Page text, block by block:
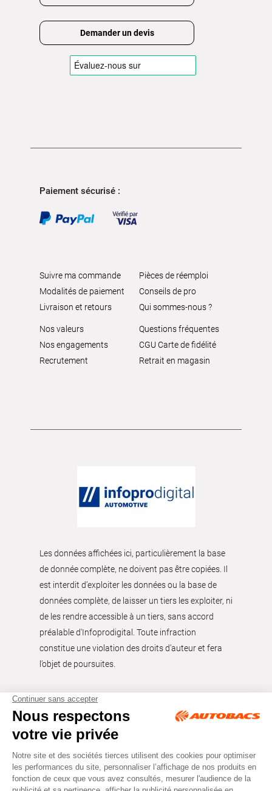
Demander un devis
Paiement sécurisé :
Suivre ma commande
Modalités de paiement
Livraison et retours
Pièces de réemploi
Conseils de pro
Qui sommes-nous ?
Nos valeurs
Nos engagements
Recrutement
Questions fréquentes
CGU Carte de fidélité
Retrait en magasin
Les données affichées ici, particulièrement la base
de donnée complète, ne doivent pas être copiées. Il
est interdit d’exploiter les données ou la base de
données complète, de laisser un tiers les exploiter, ni
de les rendre accessible à un tiers, sans accord
préalable d'Infoprodigital. Toute infraction
constitue une violation des droits d’auteur et fera
l’objet de poursuites.